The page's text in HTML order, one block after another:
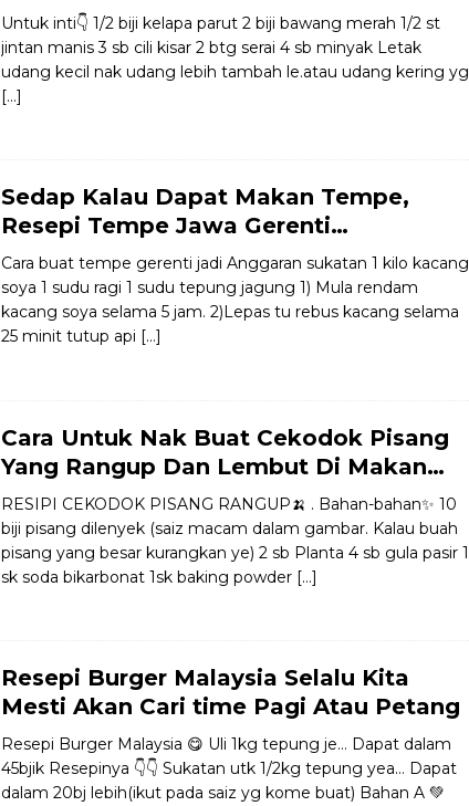
Untuk inti👇 1/2 biji kelapa parut 2 biji bawang merah 1/2 st
jintan manis 3 sb cili kisar 2 btg serai 4 sb minyak Letak
udang kecil nak udang lebih tambah le.atau udang kering yg
[…]
Sedap Kalau Dapat Makan Tempe,
Resepi Tempe Jawa Gerenti…
Cara buat tempe gerenti jadi Anggaran sukatan 1 kilo kacang
soya 1 sudu ragi 1 sudu tepung jagung 1) Mula rendam
kacang soya selama 5 jam. 2)Lepas tu rebus kacang selama
25 minit tutup api […]
Cara Untuk Nak Buat Cekodok Pisang
Yang Rangup Dan Lembut Di Makan…
RESIPI CEKODOK PISANG RANGUP🍌 . Bahan-bahan✨ 10
biji pisang dilenyek (saiz macam dalam gambar. Kalau buah
pisang yang besar kurangkan ye) 2 sb Planta 4 sb gula pasir 1
sk soda bikarbonat 1sk baking powder […]
Resepi Burger Malaysia Selalu Kita
Mesti Akan Cari time Pagi Atau Petang
Resepi Burger Malaysia 😋 Uli 1kg tepung je… Dapat dalam
45bjik Resepinya 👇👇 Sukatan utk 1/2kg tepung yea… Dapat
dalam 20bj lebih(ikut pada saiz yg kome buat) Bahan A 💚